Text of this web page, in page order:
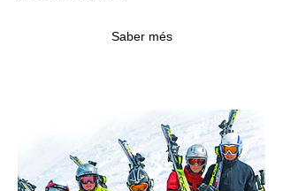
Saber més